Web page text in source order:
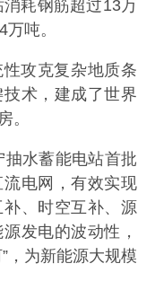
耗钢筋超过13万
吨。
攻克复杂地质条
术，建成了世界
。
水蓄能电站首批
电网，有效实现
、时空互补、源
发电的波动性，
，为新能源大规模